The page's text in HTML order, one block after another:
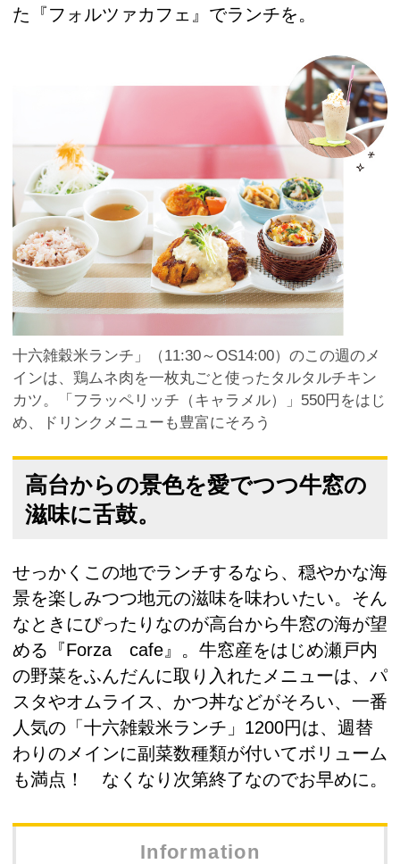
た『フォルツァカフェ』でランチを。
十六雑穀米ランチ」（11:30～OS14:00）のこの週のメ
インは、鶏ムネ肉を一枚丸ごと使ったタルタルチキン
カツ。「フラッペリッチ（キャラメル）」550円をはじ
め、ドリンクメニューも豊富にそろう
高台からの景色を愛でつつ牛窓の
滋味に舌鼓。
せっかくこの地でランチするなら、穏やかな海
景を楽しみつつ地元の滋味を味わいたい。そん
なときにぴったりなのが高台から牛窓の海が望
める『Forza cafe』。牛窓産をはじめ瀬戸内
の野菜をふんだんに取り入れたメニューは、パ
スタやオムライス、かつ丼などがそろい、一番
人気の「十六雑穀米ランチ」1200円は、週替
わりのメインに副菜数種類が付いてボリューム
も満点！ なくなり次第終了なのでお早めに。
Information